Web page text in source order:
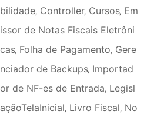
bilidade‚ Controller‚ Cursos‚ Em
issor de Notas Fiscais Eletrôni
cas‚ Folha de Pagamento‚ Gere
nciador de Backups‚ Importad
or de NF-es de Entrada‚ Legisl
açãoTelaInicial‚ Livro Fiscal‚ No